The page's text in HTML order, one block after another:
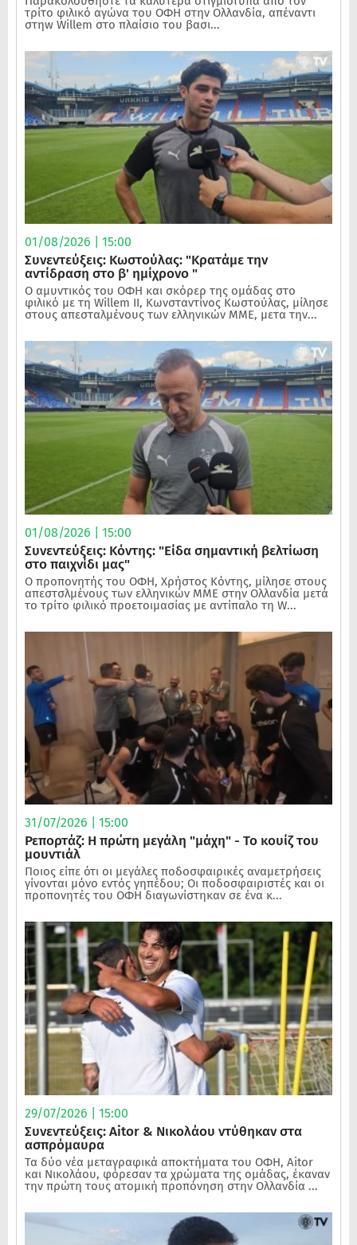
τρίτο φιλικό αγώνα του ΟΦΗ στην Ολλανδία, απέναντι
στηw Willem στο πλαίσιο του βασι...
01/08/2026 | 15:00
Συνεντεύξεις: Κωστούλας: "Κρατάμε την
αντίδραση στο β' ημίχρονο "
Ο αμυντικός του ΟΦΗ και σκόρερ της ομάδας στο
φιλικό με τη Willem II, Κωνσταντίνος Κωστούλας, μίλησε
στους απεσταλμένους των ελληνικών ΜΜΕ, μετα την...
01/08/2026 | 15:00
Συνεντεύξεις: Κόντης: "Είδα σημαντική βελτίωση
στο παιχνίδι μας"
Ο προπονητής του ΟΦΗ, Χρήστος Κόντης, μίλησε στους
απεστσλμένους των ελληνικών ΜΜΕ στην Ολλανδία μετά
το τρίτο φιλικό προετοιμασίας με αντίπαλο τη W...
31/07/2026 | 15:00
Ρεπορτάζ: Η πρώτη μεγάλη "μάχη" - Το κουίζ του
μουντιάλ
Ποιος είπε ότι οι μεγάλες ποδοσφαιρικές αναμετρήσεις
γίνονται μόνο εντός γηπέδου; Οι ποδοσφαιριστές και οι
προπονητές του ΟΦΗ διαγωνίστηκαν σε ένα κ...
29/07/2026 | 15:00
Συνεντεύξεις: Aitor & Νικολάου ντύθηκαν στα
ασπρόμαυρα
Τα δύο νέα μεταγραφικά αποκτήματα του ΟΦΗ, Aitor
και Νικολάου, φόρεσαν τα χρώματα της ομάδας, έκαναν
την πρώτη τους ατομική προπόνηση στην Ολλανδία ...